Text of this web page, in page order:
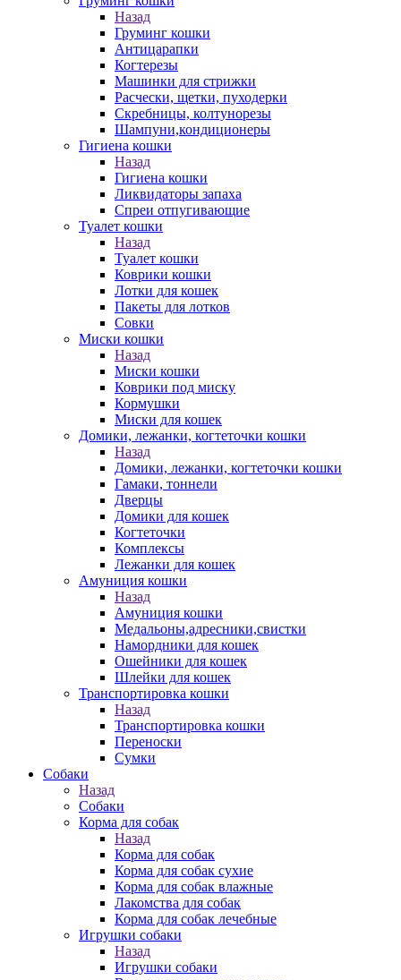
Назад
Груминг кошки
Антицарапки
Когтерезы
Машинки для стрижки
Расчески, щетки, пуходерки
Скребницы, колтунорезы
Шампуни,кондиционеры
Гигиена кошки
Назад
Гигиена кошки
Ликвидаторы запаха
Спреи отпугивающие
Туалет кошки
Назад
Туалет кошки
Коврики кошки
Лотки для кошек
Пакеты для лотков
Совки
Миски кошки
Назад
Миски кошки
Коврики под миску
Кормушки
Миски для кошек
Домики, лежанки, когтеточки кошки
Назад
Домики, лежанки, когтеточки кошки
Гамаки, тоннели
Дверцы
Домики для кошек
Когтеточки
Комплексы
Лежанки для кошек
Амуниция кошки
Назад
Амуниция кошки
Медальоны,адресники,свистки
Намордники для кошек
Ошейники для кошек
Шлейки для кошек
Транспортировка кошки
Назад
Транспортировка кошки
Переноски
Сумки
Собаки
Назад
Собаки
Корма для собак
Назад
Корма для собак
Корма для собак сухие
Корма для собак влажные
Лакомства для собак
Корма для собак лечебные
Игрушки собаки
Назад
Игрушки собаки